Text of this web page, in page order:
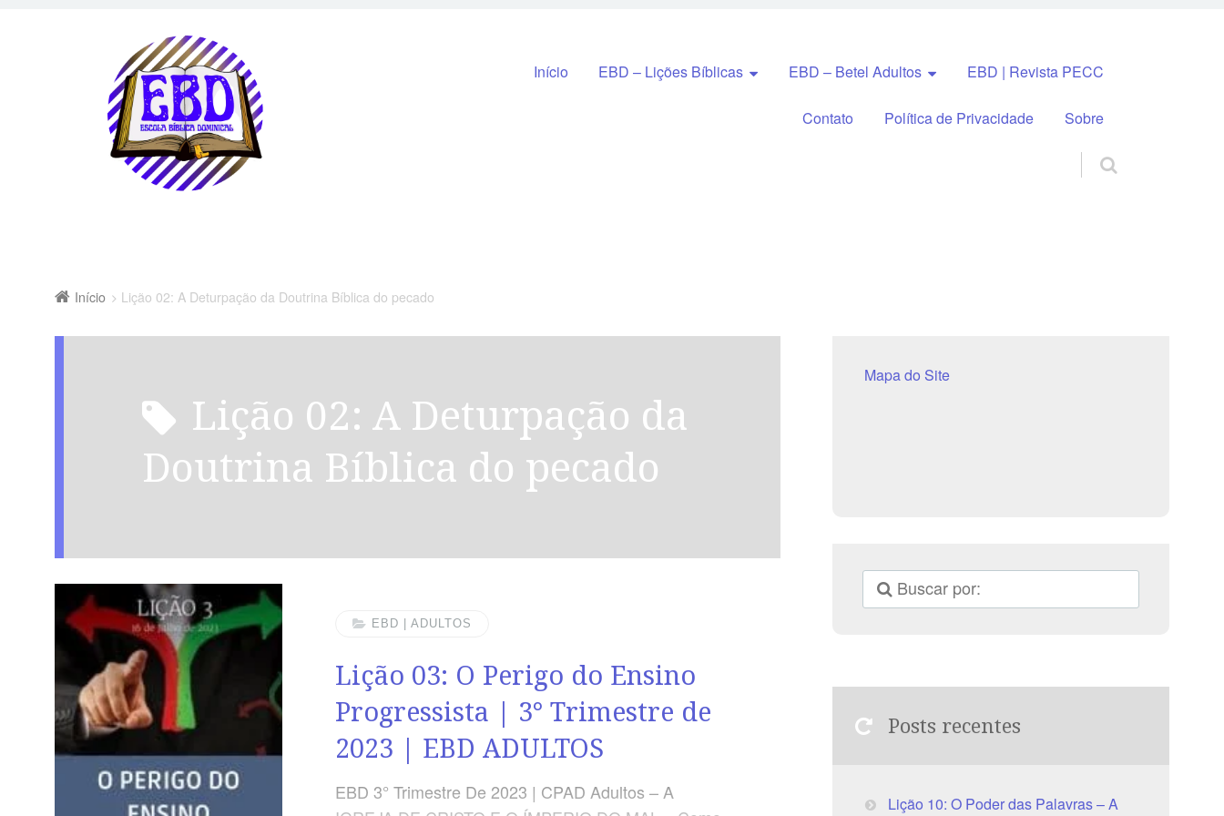
Pular para o conteúdo
Início EBD – Lições Bíblicas EBD – Betel Adultos EBD | Revista PECC
Contato Política de Privacidade Sobre
Início Lição 02: A Deturpação da Doutrina Bíblica do pecado
Lição 02: A Deturpação da
Doutrina Bíblica do pecado
EBD | ADULTOS
Lição 03: O Perigo do Ensino
Progressista | 3° Trimestre de
2023 | EBD ADULTOS
EBD 3° Trimestre De 2023 | CPAD Adultos – A
Mapa do Site
Posts recentes
Lição 10: O Poder das Palavras – A